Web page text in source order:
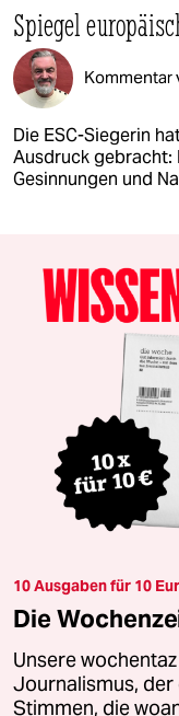
Spiegel
Kommentar
Die ESC-Siegerin
Ausdruck gebracht:
Gesinnungen und
10 Ausgaben für 10
Die
Unsere
Journalismus, der
Stimmen, die